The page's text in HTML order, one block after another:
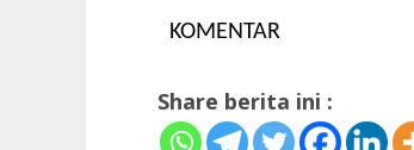
KOMENTAR
Share berita ini :